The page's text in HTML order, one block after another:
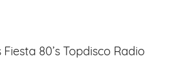
80’s Topdisco Radio